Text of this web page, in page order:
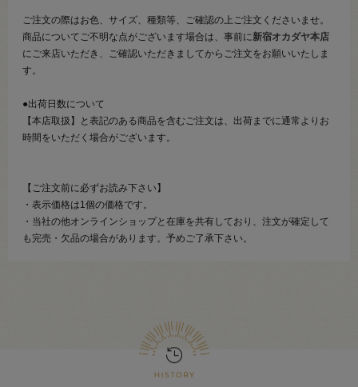
ご注文の際はお色、サイズ、種類等、ご確認の上ご注文くださいませ。
商品についてご不明な点がございます場合は、事前に新宿オカダヤ本店
にご来店いただき、ご確認いただきましてからご注文をお願いいたしま
す。
●出荷日数について
【本店取扱】と表記のある商品を含むご注文は、出荷までに通常よりお
時間をいただく場合がございます。
【ご注文前に必ずお読み下さい】
・表示価格は1個の価格です。
・当社の他オンラインショップと在庫を共有しており、注文が確定して
も完売・欠品の場合があります。予めご了承下さい。